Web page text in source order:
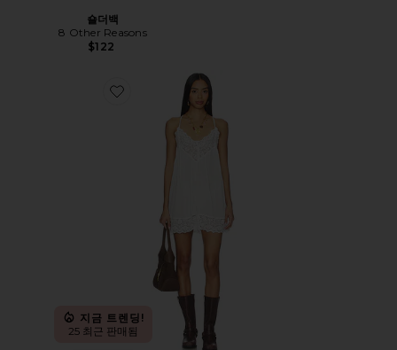
숄더백
8 Other Reasons
$122
Favorite FREE PEOPLE FIONA 슬립
지금 트렌딩!
25 최근 판매됨